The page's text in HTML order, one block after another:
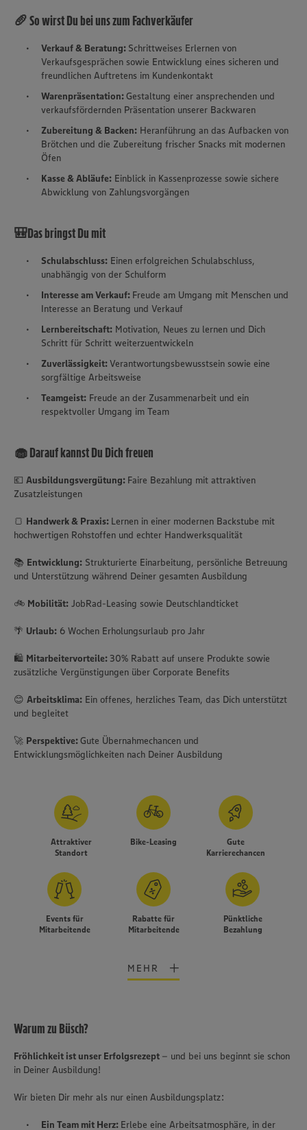
🥖 So wirst Du bei uns zum Fachverkäufer
Verkauf & Beratung: Schrittweises Erlernen von
Verkaufsgesprächen sowie Entwicklung eines sicheren und
freundlichen Auftretens im Kundenkontakt
Warenpräsentation:Gestaltung einer ansprechenden und
verkaufsfördernden Präsentation unserer Backwaren
Zubereitung & Backen: Heranführung an das Aufbacken von
Brötchen und die Zubereitung frischer Snacks mit modernen
Öfen
Kasse & Abläufe: Einblick in Kassenprozesse sowie sichere
Abwicklung von Zahlungsvorgängen
🎒Das bringst Du mit
Schulabschluss: Einen erfolgreichen Schulabschluss,
unabhängig von der Schulform
Interesse am Verkauf: Freude am Umgang mit Menschen und
Interesse an Beratung und Verkauf
Lernbereitschaft: Motivation, Neues zu lernen und Dich
Schritt für Schritt weiterzuentwickeln
Zuverlässigkeit:Verantwortungsbewusstsein sowie eine
sorgfältige Arbeitsweise
Teamgeist: Freude an der Zusammenarbeit und ein
respektvoller Umgang im Team
🧁 Darauf kannst Du Dich freuen
💶 Ausbildungsvergütung: Faire Bezahlung mit attraktiven
Zusatzleistungen
🍞 Handwerk & Praxis: Lernen in einer modernen Backstube mit
hochwertigen Rohstoffen und echter Handwerksqualität
📚 Entwicklung: Strukturierte Einarbeitung, persönliche Betreuung
und Unterstützung während Deiner gesamten Ausbildung
🚲 Mobilität: JobRad-Leasing sowie Deutschlandticket
🌴 Urlaub: 6 Wochen Erholungsurlaub pro Jahr
🛍️ Mitarbeitervorteile: 30% Rabatt auf unsere Produkte sowie
zusätzliche Vergünstigungen über Corporate Benefits
😊 Arbeitsklima: Ein offenes, herzliches Team, das Dich unterstützt
und begleitet
🚀 Perspektive:Gute Übernahmechancen und
Entwicklungsmöglichkeiten nach Deiner Ausbildung
Attraktiver
Standort
Bike-Leasing
Gute
Karrierechancen
Events für
Mitarbeitende
Rabatte für
Mitarbeitende
Pünktliche
Bezahlung
MEHR
Warum zu Büsch?
Fröhlichkeit ist unser Erfolgsrezept – und bei uns beginnt sie schon
in Deiner Ausbildung!
Wir bieten Dir mehr als nur einen Ausbildungsplatz:
Ein Team mit Herz: Erlebe eine Arbeitsatmosphäre, in der